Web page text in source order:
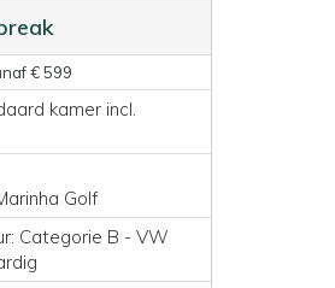
€ 599
kamer incl.
Golf
Categorie B - VW